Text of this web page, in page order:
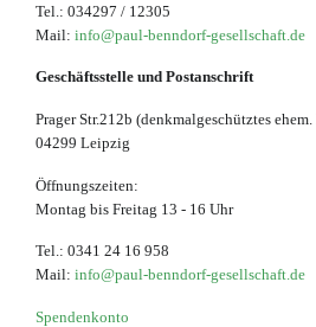
Tel.: 034297 / 12305
Mail: info@paul-benndorf-gesellschaft.de
Geschäftsstelle und Postanschrift
Prager Str.212b (denkmalgeschütztes
04299 Leipzig
Öffnungszeiten:
Montag bis Freitag 13 - 16 Uhr
Tel.: 0341 24 16 958
Mail: info@paul-benndorf-gesellschaft.de
Spendenkonto